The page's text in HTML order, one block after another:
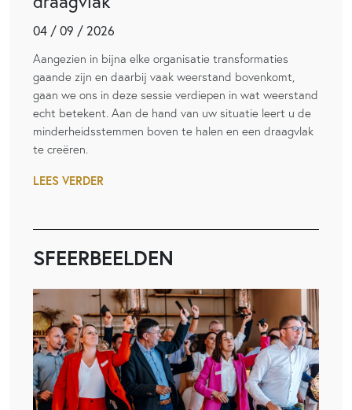
04 / 09 / 2026
Aangezien in bijna elke organisatie transformaties
gaande zijn en daarbij vaak weerstand bovenkomt,
gaan we ons in deze sessie verdiepen in wat weerstand
echt betekent. Aan de hand van uw situatie leert u de
minderheidsstemmen boven te halen en een draagvlak
te creëren.
LEES VERDER
SFEERBEELDEN